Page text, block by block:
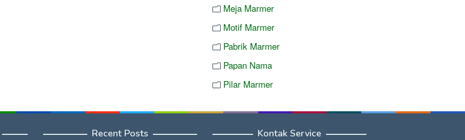
Meja Marmer
Motif Marmer
Pabrik Marmer
Papan Nama
Pilar Marmer
Recent Posts
Kontak Service